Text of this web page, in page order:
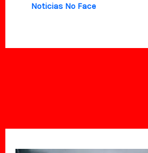
Noticias No Face